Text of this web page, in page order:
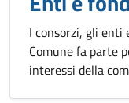
I consorzi, gli enti
Comune fa parte
interessi della